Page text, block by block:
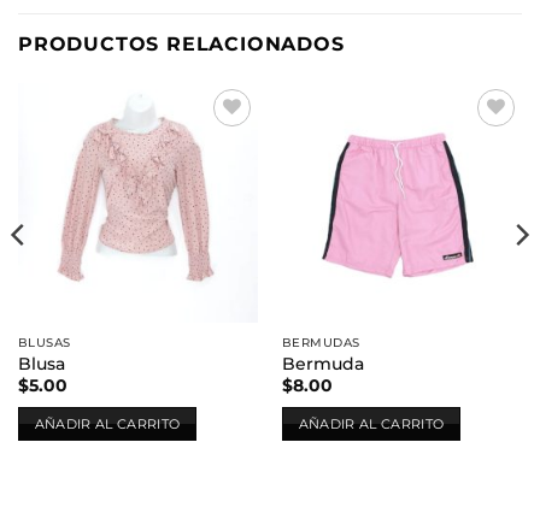
PRODUCTOS RELACIONADOS
Añadir
lista de
deseos
BLUSAS
Blusa
$5.00
AÑADIR AL CARRITO
lista de
deseos
BERMUDAS
Bermuda
$8.00
AÑADIR AL CARRITO